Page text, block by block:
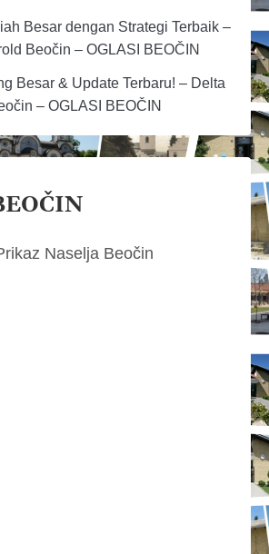
Besar dengan Strategi Terbaik –
Beočin – OGLASI BEOČIN
Besar & Update Terbaru! – Delta
– OGLASI BEOČIN
Naselja Beočin